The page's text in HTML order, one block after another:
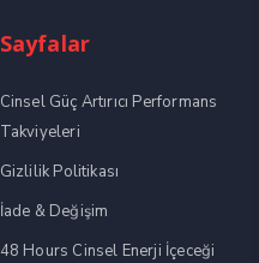
Sayfalar
Cinsel Güç Artırıcı Performans
Takviyeleri
Gizlilik Politikası
İade & Değişim
48 Hours Cinsel Enerji İçeceği